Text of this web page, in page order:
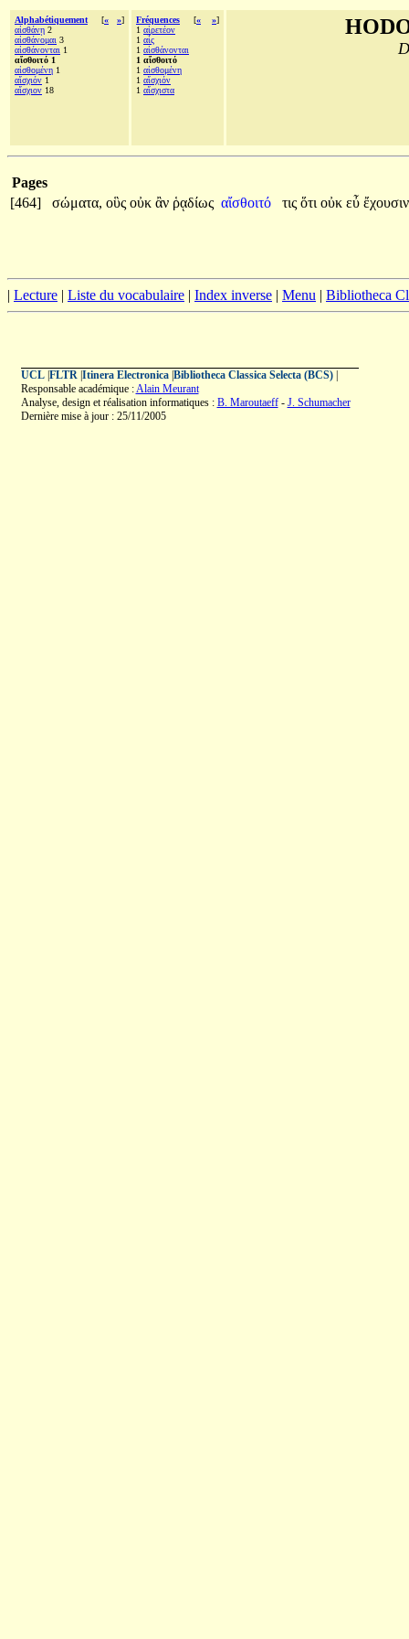
Alphabétiquement [« »]
αἰσθάνῃ 2
αἰσθάνομαι 3
αἰσθάνονται 1
αἴσθοιτό 1
αἰσθομένη 1
αἴσχιόν 1
αἴσχιον 18
Fréquences [« »]
1 αἱρετέον
1 αἷς
1 αἰσθάνονται
1 αἴσθοιτό
1 αἰσθομένη
1 αἴσχιόν
1 αἴσχιστα
Pages
[464]
σώματα, οὓς οὐκ ἂν ῥᾳδίως αἴσθοιτό τις ὅτι οὐκ εὖ
| Lecture | Liste du vocabulaire | Index inverse | Menu | Bibliotheca
UCL| FLTR| Itinera Electronica| Bibliotheca Classica Selecta (BCS)|
Responsable académique :Alain Meurant
Analyse, design et réalisation informatiques : B. Maroutaeff- J. Schumacher
Dernière mise à jour : 25/11/2005